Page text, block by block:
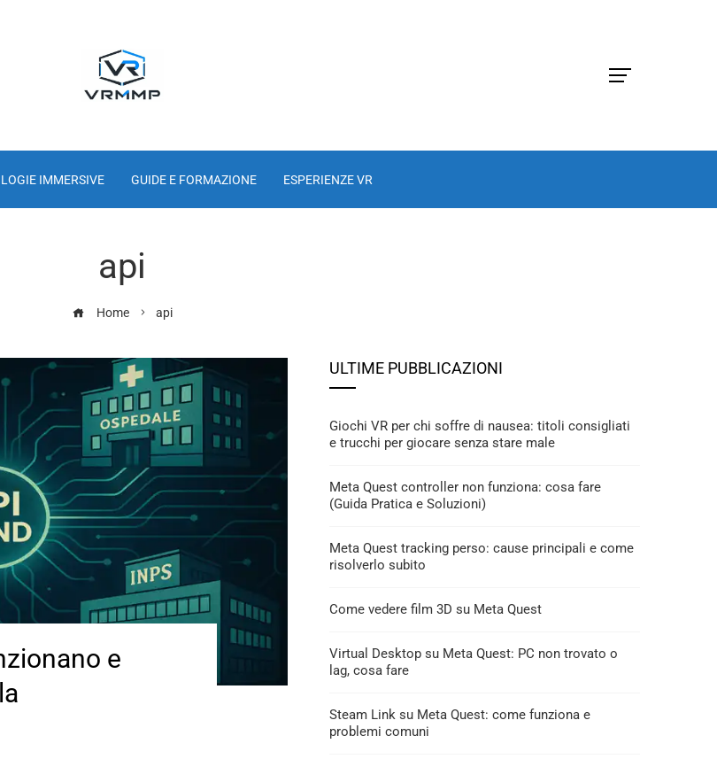
IMMERSIVE GUIDE E FORMAZIONE ESPERIENZE VR
api
Home api
e
ULTIME PUBBLICAZIONI
Giochi VR per chi soffre di nausea: titoli consigliati
e trucchi per giocare senza stare male
Meta Quest controller non funziona: cosa fare
(Guida Pratica e Soluzioni)
Meta Quest tracking perso: cause principali e come
risolverlo subito
Come vedere film 3D su Meta Quest
Virtual Desktop su Meta Quest: PC non trovato o
lag, cosa fare
Steam Link su Meta Quest: come funziona e
problemi comuni